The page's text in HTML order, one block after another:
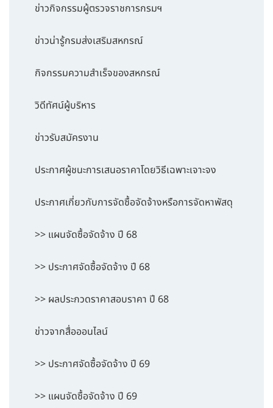
ข่าวกิจกรรมผู้ตรวจราชการกรมฯ
ข่าวน่ารู้กรมส่งเสริมสหกรณ์
กิจกรรมความสำเร็จของสหกรณ์
วิดีทัศน์ผู้บริหาร
ข่าวรับสมัครงาน
ประกาศผู้ชนะการเสนอราคาโดยวิธีเฉพาะเจาะจง
ประกาศเกี่ยวกับการจัดซื้อจัดจ้างหรือการจัดหาพัสดุ
>> แผนจัดซื้อจัดจ้าง ปี 68
>> ประกาศจัดซื้อจัดจ้าง ปี 68
>> ผลประกวดราคาสอบราคา ปี 68
ข่าวจากสื่อออนไลน์
>> ประกาศจัดซื้อจัดจ้าง ปี 69
>> แผนจัดซื้อจัดจ้าง ปี 69